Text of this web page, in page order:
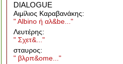
DIALOGUE
Aιμίλιος Καραβανάκης:
" Albino ή αλ&be..."
Λευτέρης:
" Σχετ&..."
σταυρος:
" βλρπ&ome..."